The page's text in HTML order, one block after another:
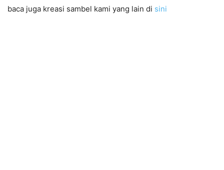
baca juga kreasi sambel kami yang lain di sini